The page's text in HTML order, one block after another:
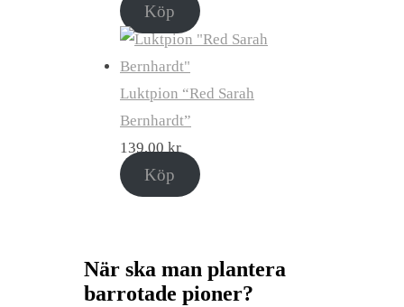
Köp
Luktpion “Red Sarah
Bernhardt”
139,00 kr
Köp
När ska man plantera
barrotade pioner?